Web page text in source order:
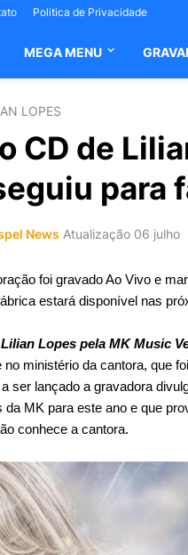
Politica de Privacidade
MEGA MENU
LOPES
CD de
para
News Atualização 06 julho
foi gravado Ao Vivo e
estará disponível nas
Lopes pela MK Music
no ministério da cantora, que
ser lançado a gravadora
da MK para este ano e que
conhece a cantora.